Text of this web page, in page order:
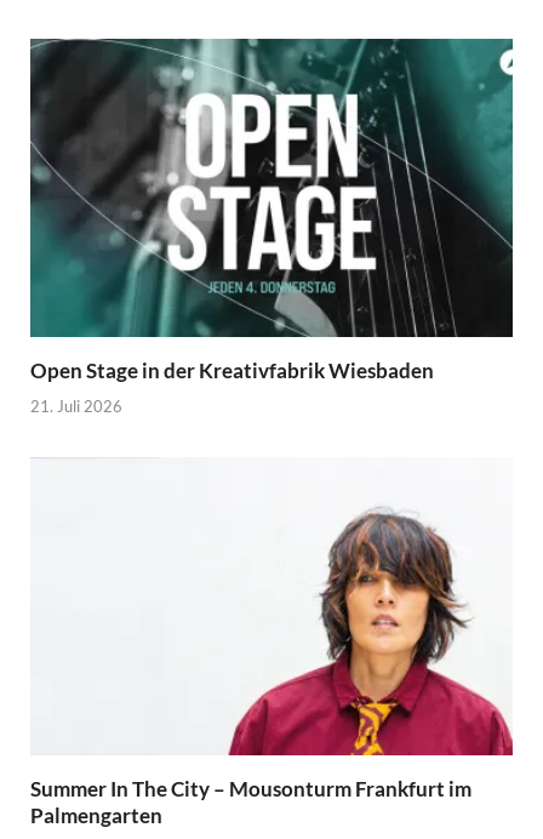
Open Stage in der Kreativfabrik Wiesbaden
21. Juli 2026
Summer In The City – Mousonturm Frankfurt im
Palmengarten